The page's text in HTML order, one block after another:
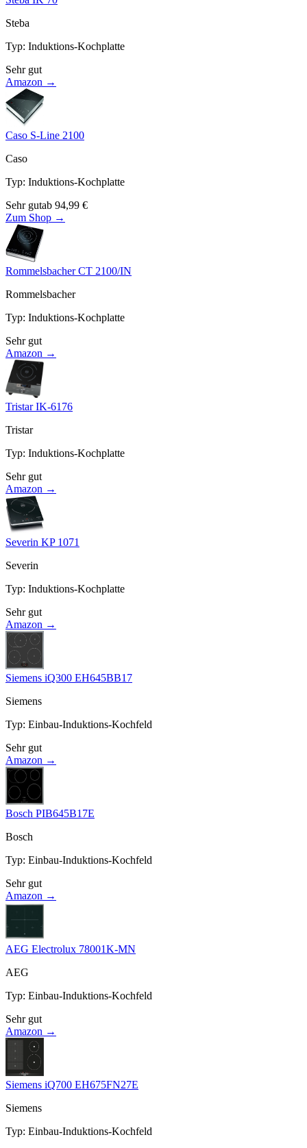
Steba
Typ: Induktions-Kochplatte
Sehr gut
Amazon →
Caso S-Line 2100
Caso
Typ: Induktions-Kochplatte
Sehr gutab 94,99 €
Zum Shop →
Rommelsbacher CT 2100/IN
Rommelsbacher
Typ: Induktions-Kochplatte
Sehr gut
Amazon →
Tristar IK-6176
Tristar
Typ: Induktions-Kochplatte
Sehr gut
Amazon →
Severin KP 1071
Severin
Typ: Induktions-Kochplatte
Sehr gut
Amazon →
Siemens iQ300 EH645BB17
Siemens
Typ: Einbau-Induktions-Kochfeld
Sehr gut
Amazon →
Bosch PIB645B17E
Bosch
Typ: Einbau-Induktions-Kochfeld
Sehr gut
Amazon →
AEG Electrolux 78001K-MN
AEG
Typ: Einbau-Induktions-Kochfeld
Sehr gut
Amazon →
Siemens iQ700 EH675FN27E
Siemens
Typ: Einbau-Induktions-Kochfeld